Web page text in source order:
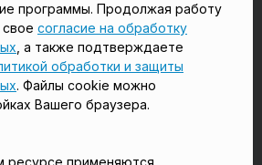
в Королёве
в Щёлково
программы. Продолжая работу
согласие на обработку
, а также подтверждаете
обработки и защиты
. Файлы cookie можно
Вашего браузера.
ресурсе применяются